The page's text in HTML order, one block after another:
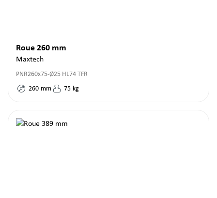
Roue 260 mm
Maxtech
PNR260x75-Ø25 HL74 TFR
260 mm 75 kg